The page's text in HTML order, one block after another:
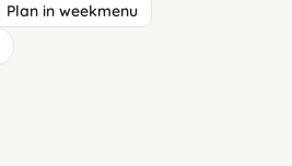
Plan in weekmenu